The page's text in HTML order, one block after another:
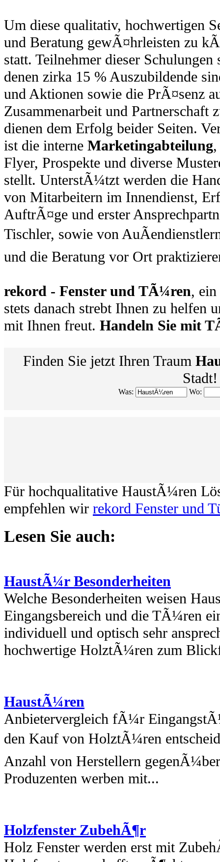
Um diese qualitativ, hochwertigen
und Beratung gewÃ¤hrleisten zu
statt. Teilnehmer dieser
denen zirka 15 % Auszubildende
und Aktionen sowie die PrÃ¤senz
Zusammenarbeit und Partnerschaft
dienen dem Erfolg beider Seiten.
ist die interne Marketingabteilung
Flyer, Prospekte und diverse
stellt. UnterstÃ¼tzt werden die
von Mitarbeitern im Innendienst,
AuftrÃ¤ge und erster
Tischler, sowie von
und die Beratung vor Ort
rekord - Fenster und TÃ¼ren,
stets danach strebt Ihnen zu helfen
mit Ihnen freut. Handeln Sie mit
Finden Sie jetzt Ihren Traum
Stadt!
Was: Wo:
Für hochqualitative HaustÃ¼ren
empfehlen wir rekord Fenster und
Lesen Sie auch:
HaustÃ¼r Besonderheiten
Welche Besonderheiten weisen
Eingangsbereich und die TÃ¼ren
individuell und optisch sehr
hochwertige HolztÃ¼ren zum
HaustÃ¼ren
Anbietervergleich fÃ¼r
den Kauf von HolztÃ¼ren
Anzahl von Herstellern
Produzenten werben mit...
Holzfenster ZubehÃ¶r
Holz Fenster werden erst mit